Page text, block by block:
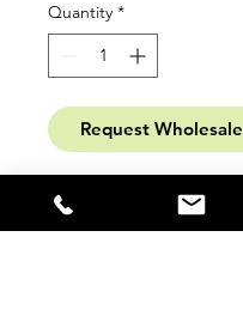
Quantity *
Request
Lámpara de Mesa con
Natural Greta. Hecha